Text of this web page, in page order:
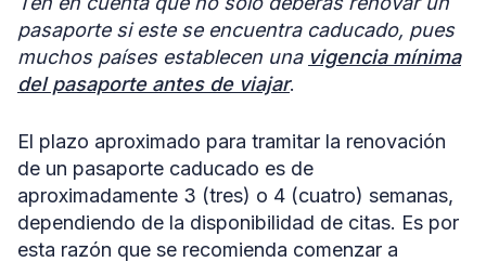
pasaporte si este se encuentra caducado, pues
muchos países establecen una vigencia mínima
del pasaporte antes de viajar.
El plazo aproximado para tramitar la renovación
de un pasaporte caducado es de
aproximadamente 3 (tres) o 4 (cuatro) semanas,
dependiendo de la disponibilidad de citas. Es por
esta razón que se recomienda comenzar a